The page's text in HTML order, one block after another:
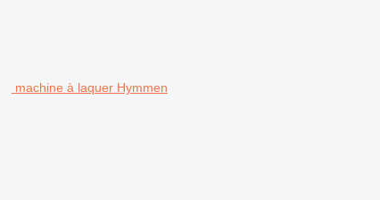
machine à laquer Hymmen